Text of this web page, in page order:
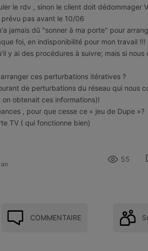
le rdv , sinon le client doit dédommager
pas avant le 10/06
jamais dû "sonner à ma porte" pour
foi, en indisponibilité pour mon travail !!!
y ai des procédures à suivre; mais si nous
ces perturbations itératives ?
de perturbations du réseau qui nous
obtenait ces informations)!
, pour que cesse ce « jeu de Dupe »?
TV ( qui fonctionne bien)
55
COMMENTAIRE